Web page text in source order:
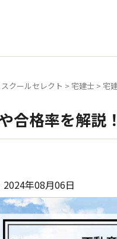
クールセレクト >宅建士 >宅
合格率を解説
年08月06日